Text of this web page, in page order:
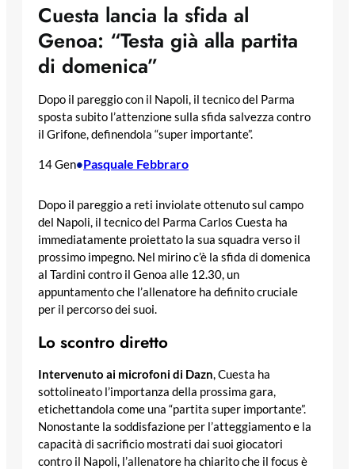
Cuesta lancia la sfida al
Genoa: “Testa già alla partita
di domenica”
Dopo il pareggio con il Napoli, il tecnico del Parma
sposta subito l’attenzione sulla sfida salvezza contro
il Grifone, definendola “super importante”.
14 Gen•Pasquale Febbraro
Dopo il pareggio a reti inviolate ottenuto sul campo
del Napoli, il tecnico del Parma Carlos Cuesta ha
immediatamente proiettato la sua squadra verso il
prossimo impegno. Nel mirino c’è la sfida di domenica
al Tardini contro il Genoa alle 12.30, un
appuntamento che l’allenatore ha definito cruciale
per il percorso dei suoi.
Lo scontro diretto
Intervenuto ai microfoni di Dazn, Cuesta ha
sottolineato l’importanza della prossima gara,
etichettandola come una “partita super importante”.
Nonostante la soddisfazione per l’atteggiamento e la
capacità di sacrificio mostrati dai suoi giocatori
contro il Napoli, l’allenatore ha chiarito che il focus è